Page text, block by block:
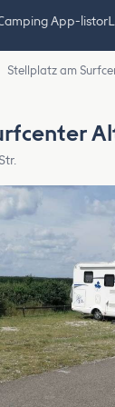
App-listor
Stellplatz am